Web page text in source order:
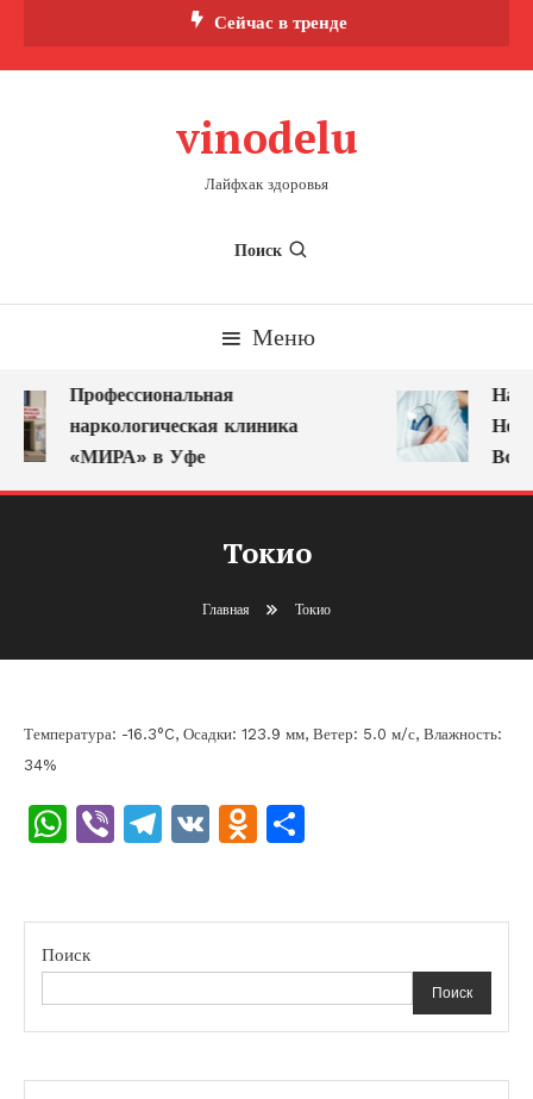
Сейчас в тренде
vinodelu
Лайфхак здоровья
Поиск
Меню
Профессиональная
наркологическая клиника
«МИРА» в Уфе
Токио
Главная Токио
Температура: -16.3°C, Осадки: 123.9 мм, Ветер: 5.0 м/с, Влажность:
34%
WhatsApp
ViberTelegram
VK Odnoklassniki
Поиск
Поиск